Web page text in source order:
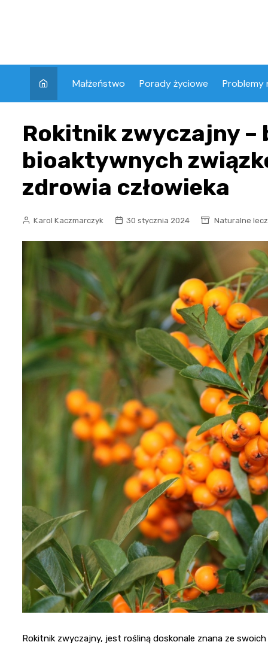
Małżeństwo Porady życiowe Problemy
Rokitnik zwyczajny –
bioaktywnych
zdrowia człowieka
Karol Kaczmarczyk 30 stycznia 2024 Naturalne
Rokitnik zwyczajny, jest rośliną doskonale znana ze